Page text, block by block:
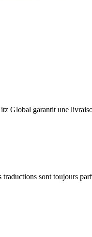
Global garantit une
sont toujours